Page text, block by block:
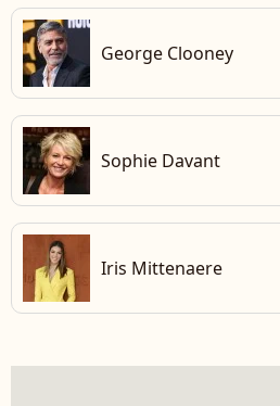
George Clooney
Sophie Davant
Iris Mittenaere